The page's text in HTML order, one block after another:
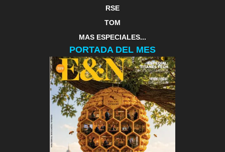
RSE
TOM
MAS ESPECIALES...
PORTADA DEL MES